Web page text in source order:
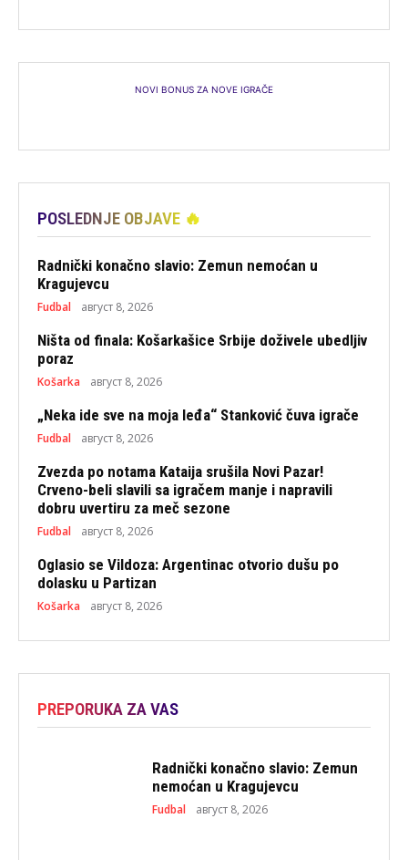
NOVI BONUS ZA NOVE IGRAČE
POSLEDNJE OBJAVE 🔥
Radnički konačno slavio: Zemun nemoćan u
Kragujevcu
Fudbal август 8, 2026
Ništa od finala: Košarkašice Srbije doživele ubedljiv
poraz
Košarka август 8, 2026
„Neka ide sve na moja leđa“ Stanković čuva igrače
Fudbal август 8, 2026
Zvezda po notama Kataija srušila Novi Pazar!
Crveno-beli slavili sa igračem manje i napravili
dobru uvertiru za meč sezone
Fudbal август 8, 2026
Oglasio se Vildoza: Argentinac otvorio dušu po
dolasku u Partizan
Košarka август 8, 2026
PREPORUKA ZA VAS
Radnički konačno slavio: Zemun
nemoćan u Kragujevcu
Fudbal август 8, 2026